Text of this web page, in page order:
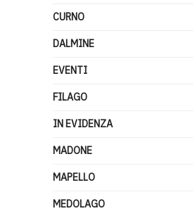
CURNO
DALMINE
EVENTI
FILAGO
IN EVIDENZA
MADONE
MAPELLO
MEDOLAGO